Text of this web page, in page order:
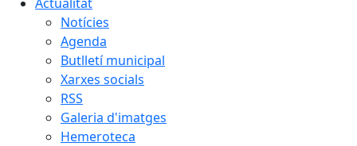
Notícies
Agenda
Butlletí municipal
Xarxes socials
RSS
Galeria d'imatges
Hemeroteca